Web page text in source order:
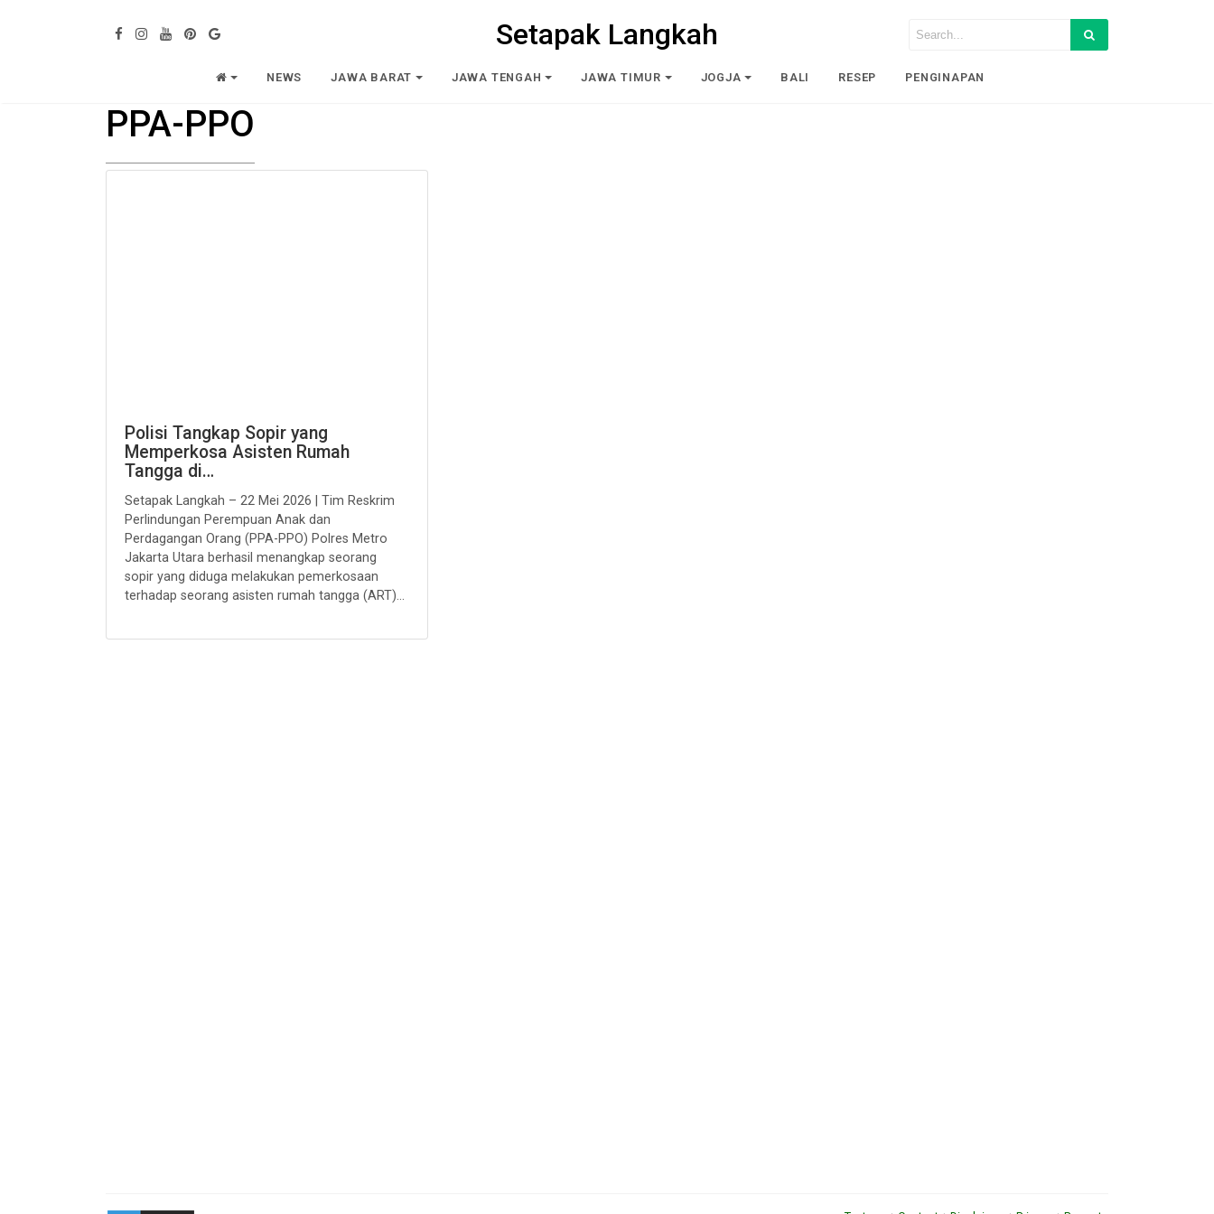
Setapak Langkah
NEWS JAWA BARAT JAWA TENGAH JAWA TIMUR JOGJA BALI RESEP PENGINAPAN
PPA-PPO
Polisi Tangkap Sopir yang
Memperkosa Asisten Rumah
Tangga di…
Setapak Langkah – 22 Mei 2026 | Tim Reskrim
Perlindungan Perempuan Anak dan
Perdagangan Orang (PPA-PPO) Polres Metro
Jakarta Utara berhasil menangkap seorang
sopir yang diduga melakukan pemerkosaan
terhadap seorang asisten rumah tangga (ART)...